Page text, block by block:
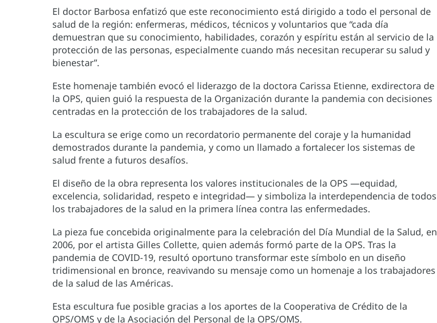
El doctor Barbosa enfatizó que este reconocimiento está dirigido a todo el personal de
salud de la región: enfermeras, médicos, técnicos y voluntarios que “cada día
demuestran que su conocimiento, habilidades, corazón y espíritu están al servicio de la
protección de las personas, especialmente cuando más necesitan recuperar su salud y
bienestar”.
Este homenaje también evocó el liderazgo de la doctora Carissa Etienne, exdirectora de
la OPS, quien guió la respuesta de la Organización durante la pandemia con decisiones
centradas en la protección de los trabajadores de la salud.
La escultura se erige como un recordatorio permanente del coraje y la humanidad
demostrados durante la pandemia, y como un llamado a fortalecer los sistemas de
salud frente a futuros desafíos.
El diseño de la obra representa los valores institucionales de la OPS —equidad,
excelencia, solidaridad, respeto e integridad— y simboliza la interdependencia de todos
los trabajadores de la salud en la primera línea contra las enfermedades.
La pieza fue concebida originalmente para la celebración del Día Mundial de la Salud, en
2006, por el artista Gilles Collette, quien además formó parte de la OPS. Tras la
pandemia de COVID-19, resultó oportuno transformar este símbolo en un diseño
tridimensional en bronce, reavivando su mensaje como un homenaje a los trabajadores
de la salud de las Américas.
Esta escultura fue posible gracias a los aportes de la Cooperativa de Crédito de la
OPS/OMS y de la Asociación del Personal de la OPS/OMS.